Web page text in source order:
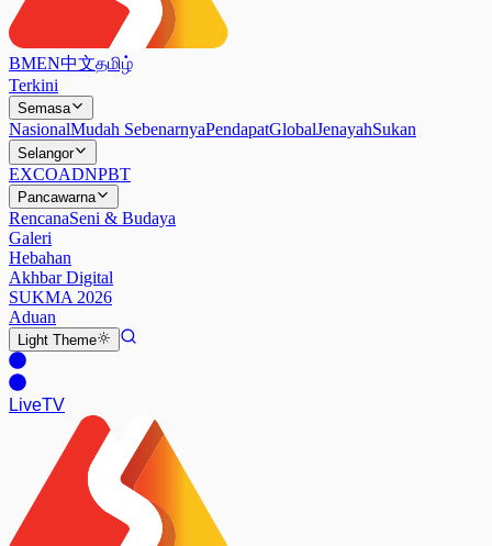
BMEN中文தமிழ்
Terkini
Semasa
NasionalMudah SebenarnyaPendapatGlobalJenayahSukan
Selangor
EXCOADNPBT
Pancawarna
RencanaSeni & Budaya
Galeri
Hebahan
Akhbar Digital
SUKMA 2026
Aduan
Light Theme
LiveTV